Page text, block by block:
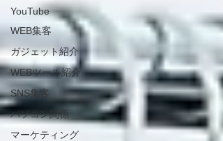
YouTube
WEB集客
ガジェット紹介
WEBツール紹介
SNS集客
パソコン関係
マーケティング